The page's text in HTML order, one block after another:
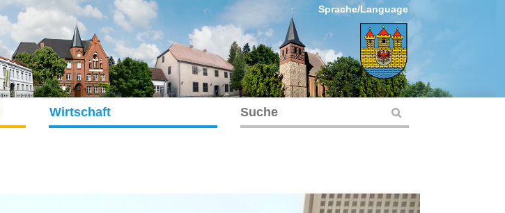
Sprache/Language
Wirtschaft